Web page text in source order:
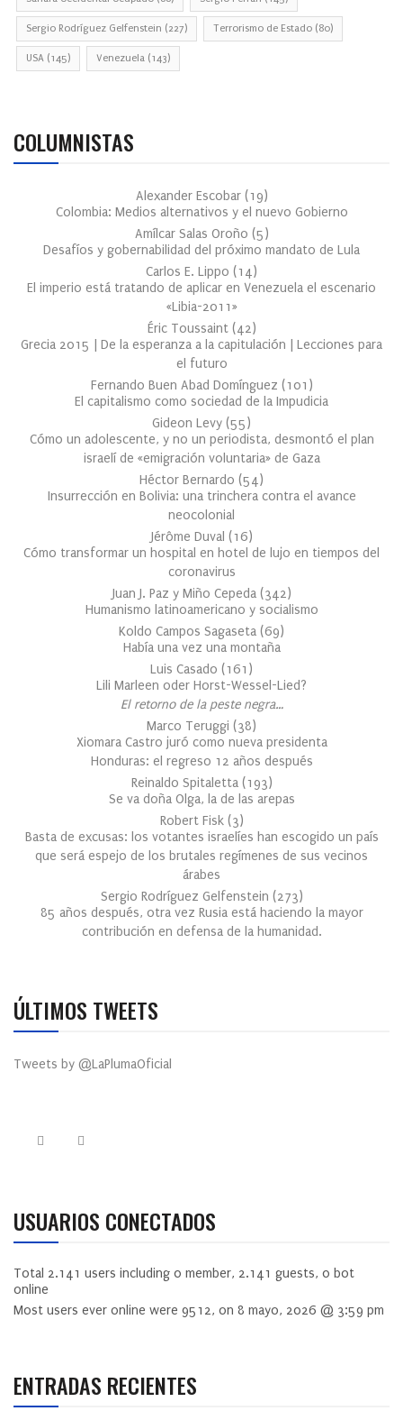
Sergio Rodríguez Gelfenstein (227) Terrorismo de Estado (80)
USA (145) Venezuela (143)
COLUMNISTAS
Alexander Escobar (19)
Colombia: Medios alternativos y el nuevo Gobierno
Amílcar Salas Oroño (5)
Desafíos y gobernabilidad del próximo mandato de Lula
Carlos E. Lippo (14)
El imperio está tratando de aplicar en Venezuela el escenario
«Libia-2011»
Éric Toussaint (42)
Grecia 2015 | De la esperanza a la capitulación | Lecciones para
el futuro
Fernando Buen Abad Domínguez (101 )
El capitalismo como sociedad de la Impudicia
Gideon Levy (55)
Cómo un adolescente, y no un periodista, desmontó el plan
israelí de «emigración voluntaria» de Gaza
Héctor Bernardo (54)
Insurrección en Bolivia: una trinchera contra el avance
neocolonial
Jérôme Duval (16)
Cómo transformar un hospital en hotel de lujo en tiempos del
coronavirus
Juan J. Paz y Miño Cepeda (342)
Humanismo latinoamericano y socialismo
Koldo Campos Sagaseta (69)
Había una vez una montaña
Luis Casado (161 )
Lili Marleen oder Horst-Wessel-Lied?
El retorno de la peste negra…
Marco Teruggi (38)
Xiomara Castro juró como nueva presidenta
Honduras: el regreso 12 años después
Reinaldo Spitaletta (193)
Se va doña Olga, la de las arepas
Robert Fisk (3)
Basta de excusas: los votantes israelíes han escogido un país
que será espejo de los brutales regímenes de sus vecinos
árabes
Sergio Rodríguez Gelfenstein (273)
85 años después, otra vez Rusia está haciendo la mayor
contribución en defensa de la humanidad.
ÚLTIMOS TWEETS
Tweets by @LaPlumaOficial
USUARIOS CONECTADOS
Total 2.141 users including 0 member, 2.141 guests, 0 bot
online
Most users ever online were 9512, on 8 mayo, 2026 @ 3:59 pm
ENTRADAS RECIENTES